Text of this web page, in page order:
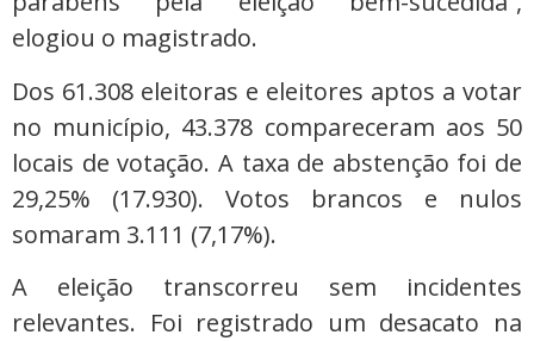
elogiou o magistrado.
Dos 61.308 eleitoras e eleitores aptos a votar
no município, 43.378 compareceram aos 50
locais de votação. A taxa de abstenção foi de
29,25% (17.930). Votos brancos e nulos
somaram 3.111 (7,17%).
A eleição transcorreu sem incidentes
relevantes. Foi registrado um desacato na